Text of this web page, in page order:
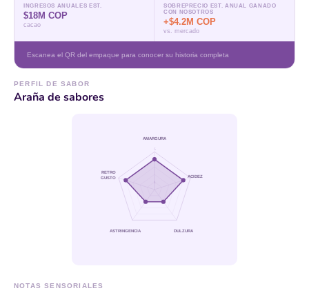
INGRESOS ANUALES EST.
$18M COP
cacao
SOBREPRECIO EST. ANUAL GANADO
CON NOSOTROS
+$4.2M COP
vs. mercado
Escanea el QR del empaque para conocer su historia completa
PERFIL DE SABOR
Araña de sabores
AMARGURA
ACIDEZ
DULZURA
ASTRINGENCIA
RETRO
GUSTO
NOTAS SENSORIALES